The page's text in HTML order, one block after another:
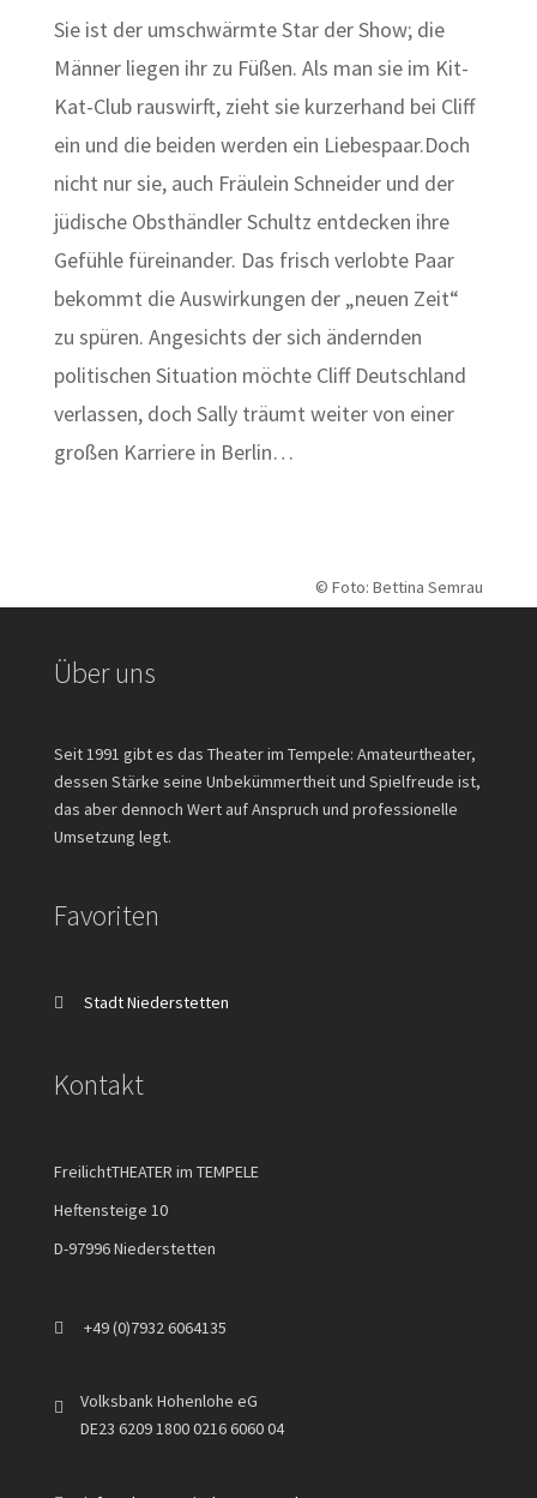
Sie ist der umschwärmte Star der Show; die
Männer liegen ihr zu Füßen. Als man sie im Kit-
Kat-Club rauswirft, zieht sie kurzerhand bei Cliff
ein und die beiden werden ein Liebespaar.Doch
nicht nur sie, auch Fräulein Schneider und der
jüdische Obsthändler Schultz entdecken ihre
Gefühle füreinander. Das frisch verlobte Paar
bekommt die Auswirkungen der „neuen Zeit“
zu spüren. Angesichts der sich ändernden
politischen Situation möchte Cliff Deutschland
verlassen, doch Sally träumt weiter von einer
großen Karriere in Berlin…
© Foto: Bettina Semrau
Über uns
Seit 1991 gibt es das Theater im Tempele: Amateurtheater,
dessen Stärke seine Unbekümmertheit und Spielfreude ist,
das aber dennoch Wert auf Anspruch und professionelle
Umsetzung legt.
Favoriten
Stadt Niederstetten
Kontakt
FreilichtTHEATER im TEMPELE
Heftensteige 10
D-97996 Niederstetten
+49 (0)7932 6064135
Volksbank Hohenlohe eG
DE23 6209 1800 0216 6060 04